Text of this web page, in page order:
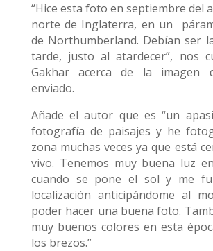
“Hice esta foto en septiembre del
norte de Inglaterra, en un
de Northumberland. Debían ser
tarde, justo al atardecer”, nos
Gakhar acerca de la imagen
enviado.
Añade el autor que es “un
fotografía de paisajes y he
zona muchas veces ya que está
vivo. Tenemos muy buena luz
cuando se pone el sol y me
localización anticipándome al
poder hacer una buena foto.
muy buenos colores en esta
los brezos.”